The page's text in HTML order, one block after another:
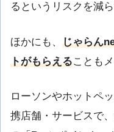
るというリスクを減
ほかにも、 じゃらん
トがもらえることも
ローソンやホットペ
携店舗・サービスで